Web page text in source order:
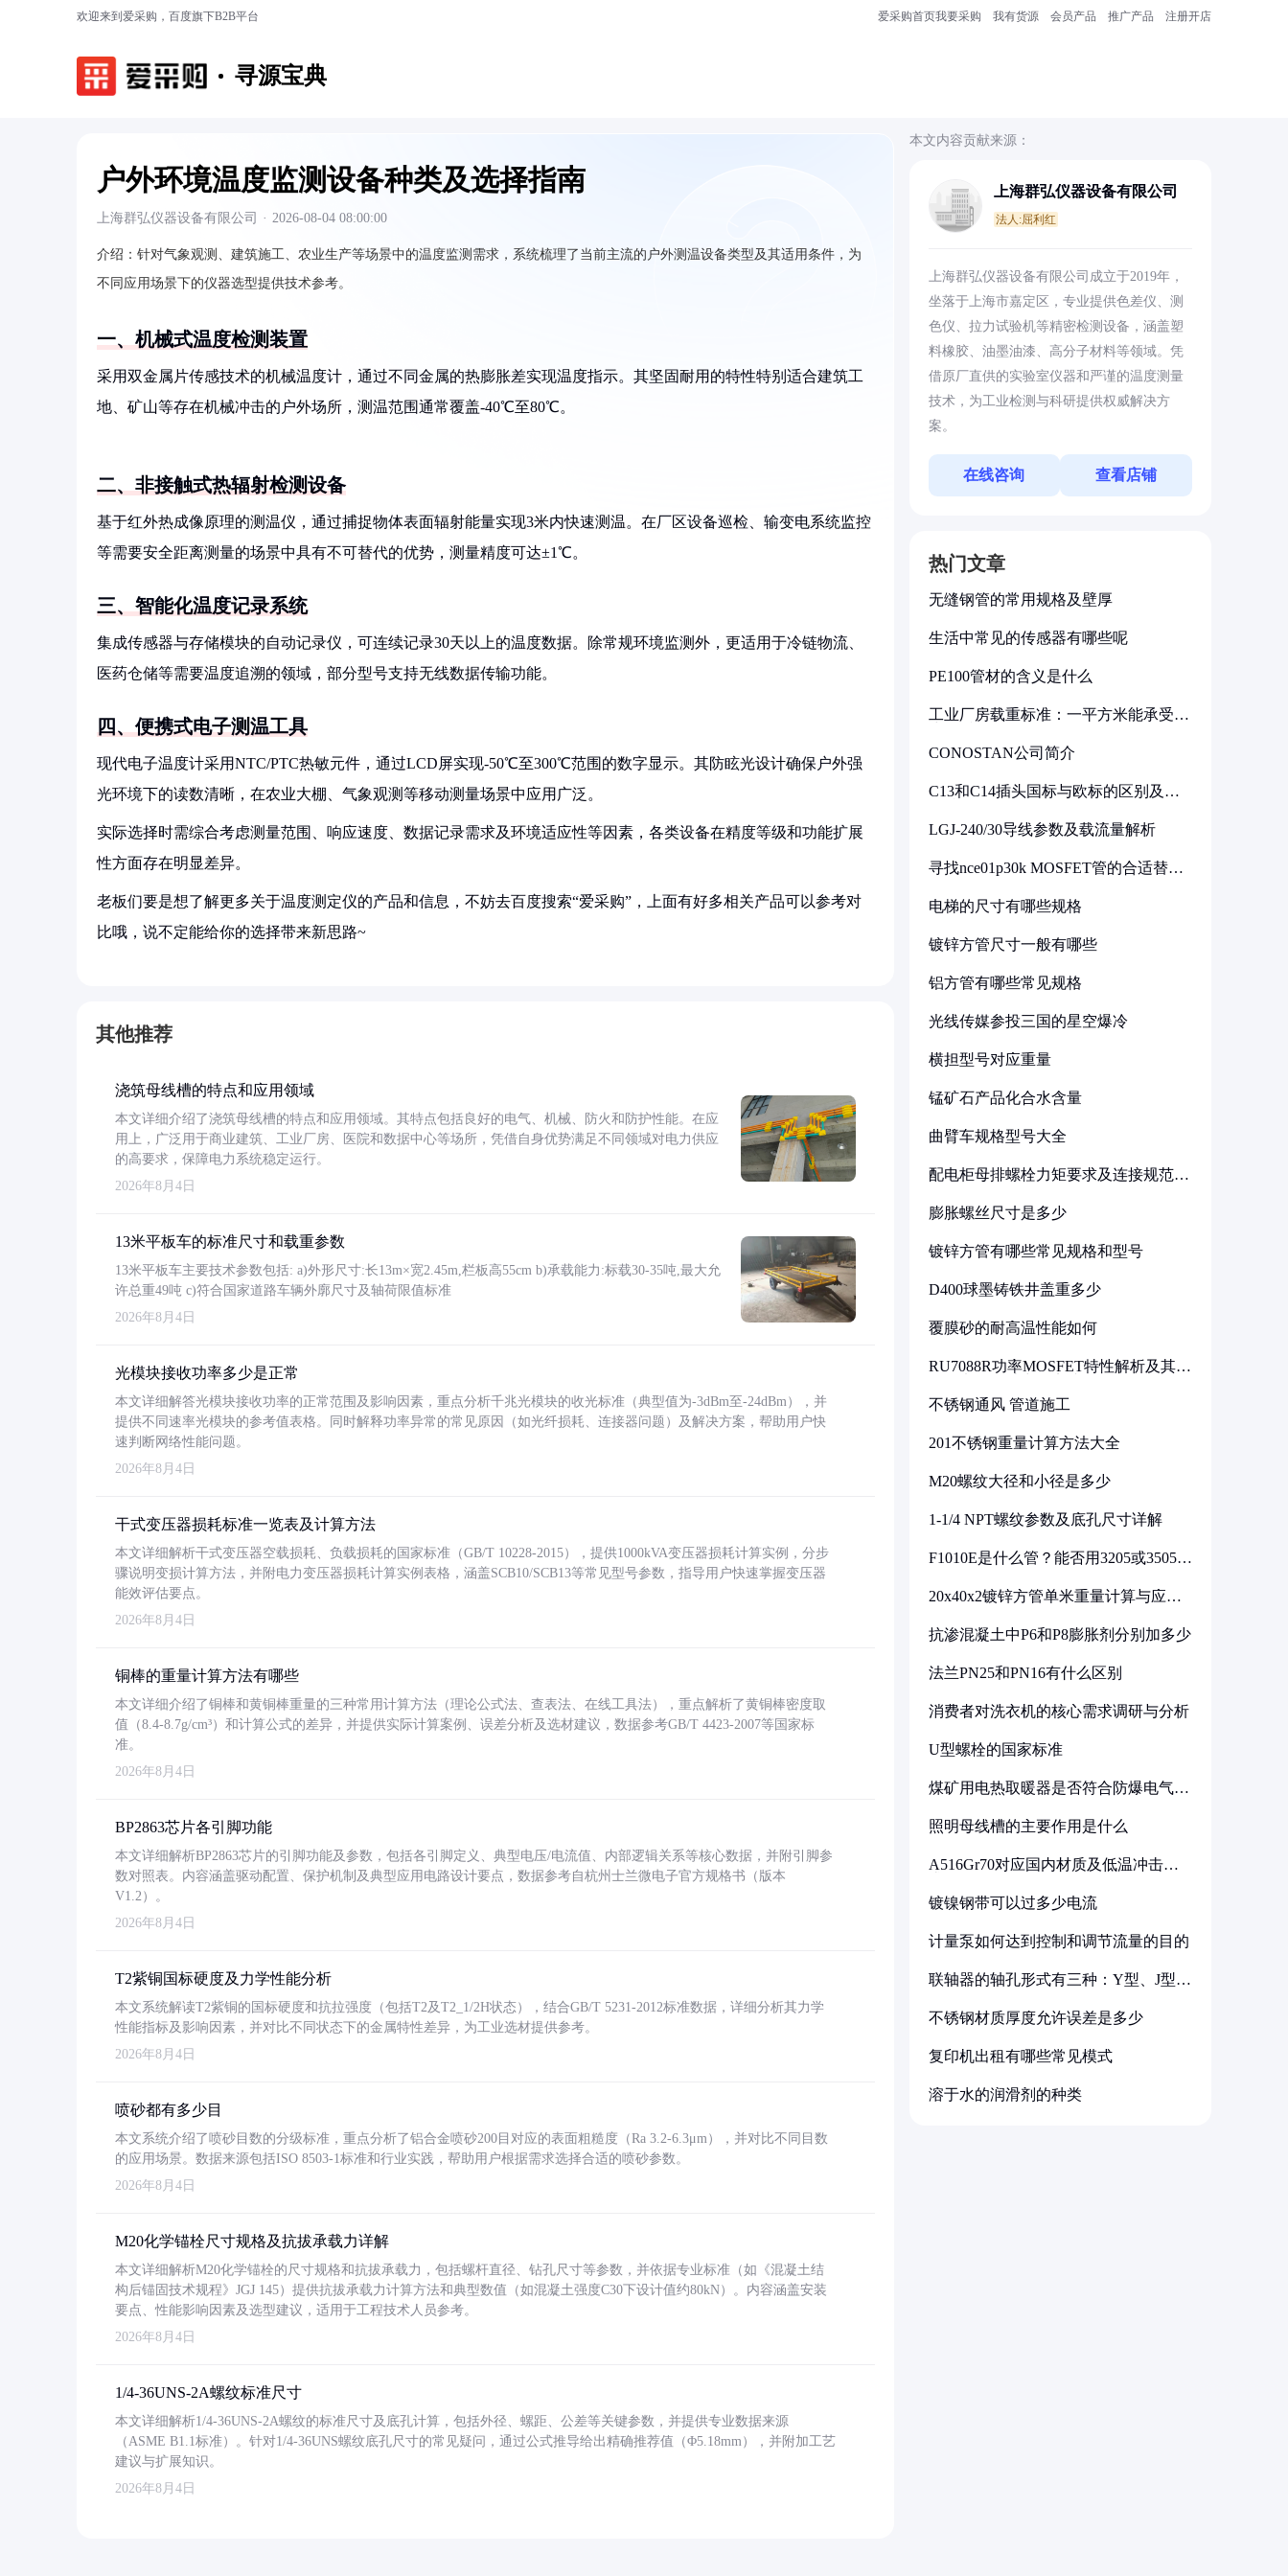
欢迎来到爱采购，百度旗下B2B平台 爱采购首页我要采购 我有货源 会员产品 推广产品 注册开店
寻源宝典
户外环境温度监测设备种类及选择指南
上海群弘仪器设备有限公司 · 2026-08-04 08:00:00
介绍： 针对气象观测、建筑施工、农业生产等场景中的温度监测需求，系统梳理了当前主流的户外测温设备类型及其适用条件，为
不同应用场景下的仪器选型提供技术参考。
一、机械式温度检测装置
采用双金属片传感技术的机械温度计，通过不同金属的热膨胀差实现温度指示。其坚固耐用的特性特别适合建筑工
地、矿山等存在机械冲击的户外场所，测温范围通常覆盖-40℃至80℃。
二、非接触式热辐射检测设备
基于红外热成像原理的测温仪，通过捕捉物体表面辐射能量实现3米内快速测温。在厂区设备巡检、输变电系统监控
等需要安全距离测量的场景中具有不可替代的优势，测量精度可达±1℃。
三、智能化温度记录系统
集成传感器与存储模块的自动记录仪，可连续记录30天以上的温度数据。除常规环境监测外，更适用于冷链物流、
医药仓储等需要温度追溯的领域，部分型号支持无线数据传输功能。
四、便携式电子测温工具
现代电子温度计采用NTC/PTC热敏元件，通过LCD屏实现-50℃至300℃范围的数字显示。其防眩光设计确保户外强
光环境下的读数清晰，在农业大棚、气象观测等移动测量场景中应用广泛。
实际选择时需综合考虑测量范围、响应速度、数据记录需求及环境适应性等因素，各类设备在精度等级和功能扩展
性方面存在明显差异。
老板们要是想了解更多关于温度测定仪的产品和信息，不妨去百度搜索“爱采购”，上面有好多相关产品可以参考对
比哦，说不定能给你的选择带来新思路~
其他推荐
浇筑母线槽的特点和应用领域
本文详细介绍了浇筑母线槽的特点和应用领域。其特点包括良好的电气、机械、防火和防护性能。在应
用上，广泛用于商业建筑、工业厂房、医院和数据中心等场所，凭借自身优势满足不同领域对电力供应
的高要求，保障电力系统稳定运行。
2026年8月4日
13米平板车的标准尺寸和载重参数
13米平板车主要技术参数包括: a)外形尺寸:长13m×宽2.45m,栏板高55cm b)承载能力:标载30-35吨,最大允
许总重49吨 c)符合国家道路车辆外廓尺寸及轴荷限值标准
2026年8月4日
光模块接收功率多少是正常
本文详细解答光模块接收功率的正常范围及影响因素，重点分析千兆光模块的收光标准（典型值为-3dBm至-24dBm），并
提供不同速率光模块的参考值表格。同时解释功率异常的常见原因（如光纤损耗、连接器问题）及解决方案，帮助用户快
速判断网络性能问题。
2026年8月4日
干式变压器损耗标准一览表及计算方法
本文详细解析干式变压器空载损耗、负载损耗的国家标准（GB/T 10228-2015），提供1000kVA变压器损耗计算实例，分步
骤说明变损计算方法，并附电力变压器损耗计算实例表格，涵盖SCB10/SCB13等常见型号参数，指导用户快速掌握变压器
能效评估要点。
2026年8月4日
铜棒的重量计算方法有哪些
本文详细介绍了铜棒和黄铜棒重量的三种常用计算方法（理论公式法、查表法、在线工具法），重点解析了黄铜棒密度取
值（8.4-8.7g/cm³）和计算公式的差异，并提供实际计算案例、误差分析及选材建议，数据参考GB/T 4423-2007等国家标
准。
2026年8月4日
BP2863芯片各引脚功能
本文详细解析BP2863芯片的引脚功能及参数，包括各引脚定义、典型电压/电流值、内部逻辑关系等核心数据，并附引脚参
数对照表。内容涵盖驱动配置、保护机制及典型应用电路设计要点，数据参考自杭州士兰微电子官方规格书（版本
V1.2）。
2026年8月4日
T2紫铜国标硬度及力学性能分析
本文系统解读T2紫铜的国标硬度和抗拉强度（包括T2及T2_1/2H状态），结合GB/T 5231-2012标准数据，详细分析其力学
性能指标及影响因素，并对比不同状态下的金属特性差异，为工业选材提供参考。
2026年8月4日
喷砂都有多少目
本文系统介绍了喷砂目数的分级标准，重点分析了铝合金喷砂200目对应的表面粗糙度（Ra 3.2-6.3μm），并对比不同目数
的应用场景。数据来源包括ISO 8503-1标准和行业实践，帮助用户根据需求选择合适的喷砂参数。
2026年8月4日
M20化学锚栓尺寸规格及抗拔承载力详解
本文详细解析M20化学锚栓的尺寸规格和抗拔承载力，包括螺杆直径、钻孔尺寸等参数，并依据专业标准（如《混凝土结
构后锚固技术规程》JGJ 145）提供抗拔承载力计算方法和典型数值（如混凝土强度C30下设计值约80kN）。内容涵盖安装
要点、性能影响因素及选型建议，适用于工程技术人员参考。
2026年8月4日
1/4-36UNS-2A螺纹标准尺寸
本文详细解析1/4-36UNS-2A螺纹的标准尺寸及底孔计算，包括外径、螺距、公差等关键参数，并提供专业数据来源
（ASME B1.1标准）。针对1/4-36UNS螺纹底孔尺寸的常见疑问，通过公式推导给出精确推荐值（Φ5.18mm），并附加工艺
建议与扩展知识。
2026年8月4日
本文内容贡献来源：
上海群弘仪器设备有限公司
法人:屈利红
上海群弘仪器设备有限公司成立于2019年，
坐落于上海市嘉定区，专业提供色差仪、测
色仪、拉力试验机等精密检测设备，涵盖塑
料橡胶、油墨油漆、高分子材料等领域。凭
借原厂直供的实验室仪器和严谨的温度测量
技术，为工业检测与科研提供权威解决方
案。
在线咨询 查看店铺
热门文章
无缝钢管的常用规格及壁厚
生活中常见的传感器有哪些呢
PE100管材的含义是什么
工业厂房载重标准：一平方米能承受多
CONOSTAN公司简介
C13和C14插头国标与欧标的区别及其
LGJ-240/30导线参数及载流量解析
寻找nce01p30k MOSFET管的合适替代
电梯的尺寸有哪些规格
镀锌方管尺寸一般有哪些
铝方管有哪些常见规格
光线传媒参投三国的星空爆冷
横担型号对应重量
锰矿石产品化合水含量
曲臂车规格型号大全
配电柜母排螺栓力矩要求及连接规范详
膨胀螺丝尺寸是多少
镀锌方管有哪些常见规格和型号
D400球墨铸铁井盖重多少
覆膜砂的耐高温性能如何
RU7088R功率MOSFET特性解析及其在
不锈钢通风 管道施工
201不锈钢重量计算方法大全
M20螺纹大径和小径是多少
1-1/4 NPT螺纹参数及底孔尺寸详解
F1010E是什么管？能否用3205或3505代
20x40x2镀锌方管单米重量计算与应用
抗渗混凝土中P6和P8膨胀剂分别加多少
法兰PN25和PN16有什么区别
消费者对洗衣机的核心需求调研与分析
U型螺栓的国家标准
煤矿用电热取暖器是否符合防爆电气设
照明母线槽的主要作用是什么
A516Gr70对应国内材质及低温冲击要
镀镍钢带可以过多少电流
计量泵如何达到控制和调节流量的目的
联轴器的轴孔形式有三种：Y型、J型、
不锈钢材质厚度允许误差是多少
复印机出租有哪些常见模式
溶于水的润滑剂的种类